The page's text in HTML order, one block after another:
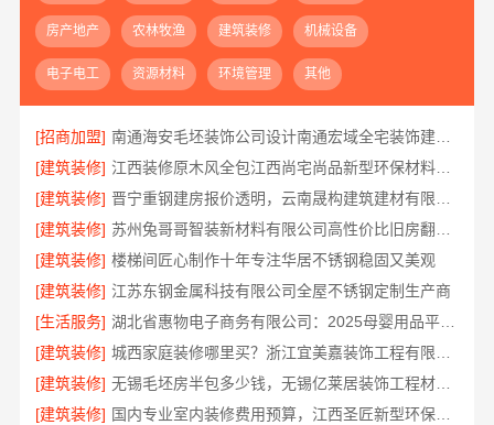
房产地产 农林牧渔 建筑装修 机械设备
电子电工 资源材料 环境管理 其他
[招商加盟]
南通海安毛坯装饰公司设计南通宏域全宅装饰建材有限公司
[建筑装修]
江西装修原木风全包江西尚宅尚品新型环保材料有限公司
[建筑装修]
[建筑装修]
[建筑装修] 楼梯间匠心制作十年专注华居不锈钢稳固又美观
[建筑装修] 江苏东钢金属科技有限公司全屋不锈钢定制生产商
[生活服务]
湖北省惠物电子商务有限公司：2025母婴用品平台优缺点测评
[建筑装修]
[建筑装修]
无锡毛坯房半包多少钱，无锡亿莱居装饰工程材料有限公司
[建筑装修]
国内专业室内装修费用预算，江西圣匠新型环保材料有限公司